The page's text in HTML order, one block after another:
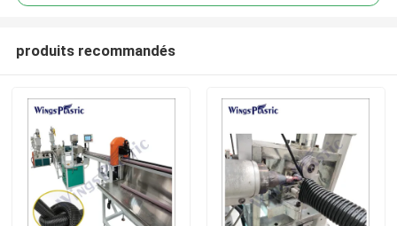
produits recommandés